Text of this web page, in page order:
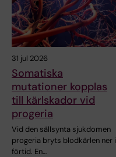
31 jul 2026
Somatiska
mutationer kopplas
till kärlskador vid
progeria
Vid den sällsynta sjukdomen
progeria bryts blodkärlen ner i
förtid. En…